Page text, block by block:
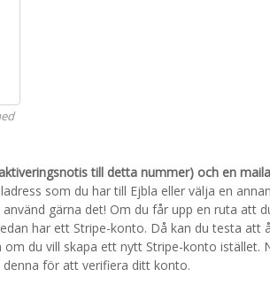
till detta nummer) och en
som du har till Ejbla eller välja en
gärna det! Om du får upp en ruta att
har ett Stripe-konto. Då kan du testa att
om du vill skapa ett nytt Stripe-konto istället.
denna för att verifiera ditt konto.